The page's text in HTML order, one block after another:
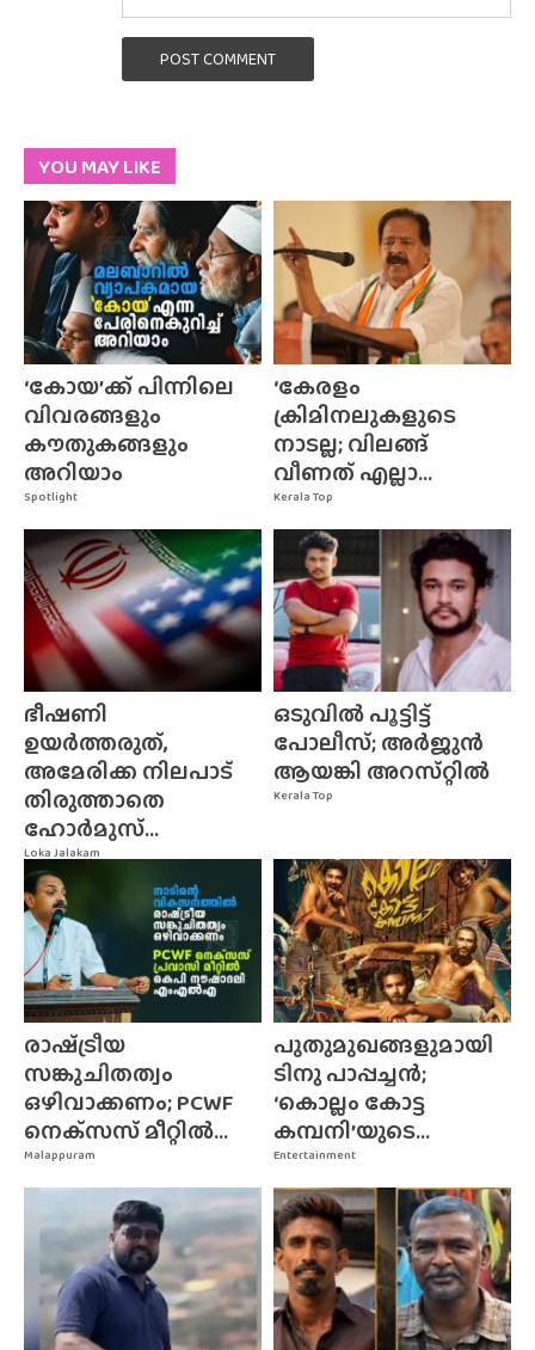
POST COMMENT
YOU MAY LIKE
Spotlight
‘കോയ’ക്ക് പിന്നിലെ
വിവരങ്ങളും
കൗതുകങ്ങളും
അറിയാം
Kerala Top
‘കേരളം
ക്രിമിനലുകളുടെ
നാടല്ല; വിലങ്ങ്
വീണത് എല്ലാ...
Loka Jalakam
ഭീഷണി
ഉയർത്തരുത്,
അമേരിക്ക നിലപാട്
തിരുത്താതെ
ഹോർമുസ്...
Kerala Top
ഒടുവിൽ പൂട്ടിട്ട്
പോലീസ്; അർജുൻ
ആയങ്കി അറസ്‌റ്റിൽ
Malappuram
രാഷ്‌ട്രീയ
സങ്കുചിതത്വം
ഒഴിവാക്കണം; PCWF
നെക്‌സസ്‌ മീറ്റിൽ...
Entertainment
പുതുമുഖങ്ങളുമായി
ടിനു പാപ്പച്ചൻ;
‘കൊല്ലം കോട്ട
കമ്പനി’യുടെ...